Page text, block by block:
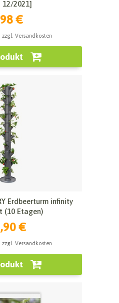
12/2021]
€
zzgl. Versandkosten
Erdbeerturm infinity
(10 Etagen)
€
zzgl. Versandkosten